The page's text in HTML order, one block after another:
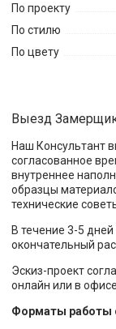
По проекту
По стилю
По цвету
Выезд
Наш Консультант
согласованное
внутреннее
образцы
технические
В течение 3-5
окончательный
Эскиз-проект
онлайн или в
Форматы работы